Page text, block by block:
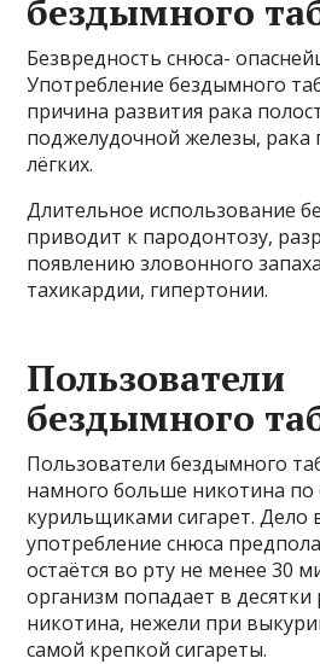
бездымного
Безвредность снюса-
Употребление бездымного
причина развития рака
поджелудочной железы,
лёгких.
Длительное использование
приводит к пародонтозу,
появлению зловонного
тахикардии, гипертонии.
Пользователи
бездымного
Пользователи бездымного
намного больше никотина по
курильщиками сигарет. Дело
употребление снюса
остаётся во рту не менее 30
организм попадает в
никотина, нежели при
самой крепкой сигареты.